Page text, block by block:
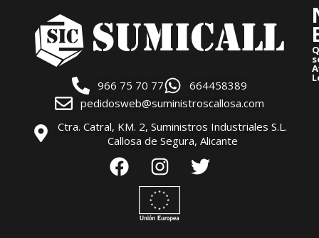
966 75 70 77
664458389
pedidosweb@suministroscallosa.com
Ctra. Catral, KM. 2, Suministros Industriales S.L.
Callosa de Segura, Alicante